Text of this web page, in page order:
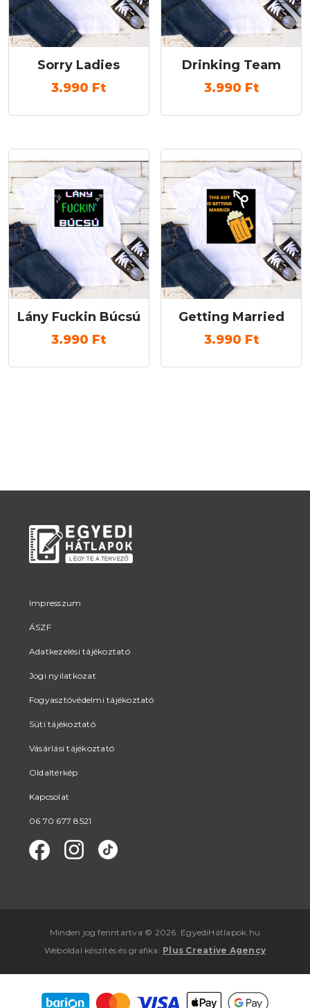
Sorry Ladies
3.990 Ft
Drinking Team
3.990 Ft
Lány Fuckin Búcsú
3.990 Ft
Getting Married
3.990 Ft
Impresszum
ÁSZF
Adatkezelési tájékoztató
Jogi nyilatkozat
Fogyasztóvédelmi tájékoztató
Süti tájékoztató
Vásárlási tájékoztató
Oldaltérkép
Kapcsolat
06 70 677 8521
Minden jog fenntartva © 2026. EgyediHátlapok.hu
Weboldal készítés ésgrafika : Plus Creative Agency